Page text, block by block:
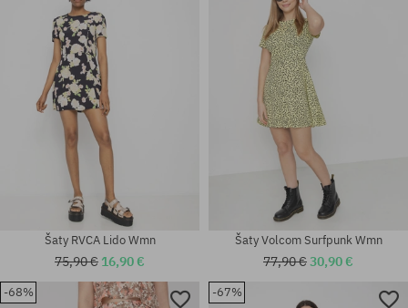
Dostupné veľkosti:
Dostupné veľkosti:
Šaty RVCA Lido Wmn
75,90 € 16,90 €
Šaty Volcom Surfpunk Wmn
77,90 €30,90 €
-68% -67%